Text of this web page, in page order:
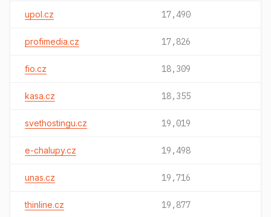
upol.cz 17,490
profimedia.cz 17,826
fio.cz 18,309
kasa.cz 18,355
svethostingu.cz 19,019
e-chalupy.cz 19,498
unas.cz 19,716
thinline.cz 19,877